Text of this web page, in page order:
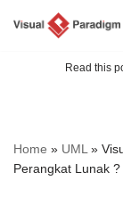
Read this
Home » UML»
Perangkat Lunak ?